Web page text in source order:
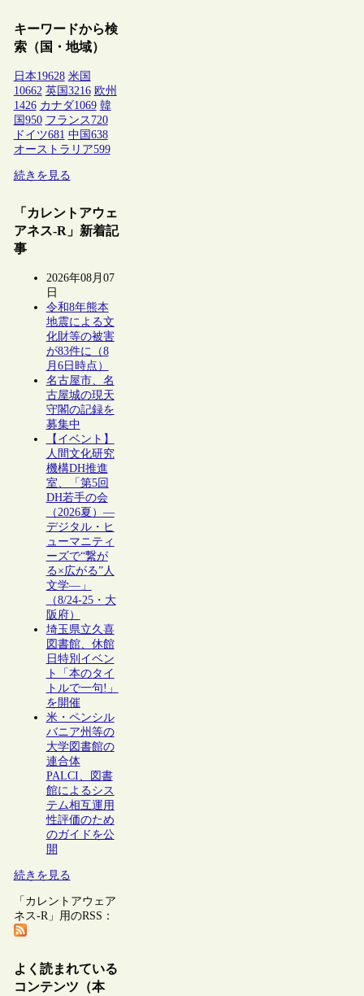
キーワードから検
索（国・地域）
日本19628 米国
10662 英国 3216 欧州
1426 カナダ1069 韓
国 950 フランス 720
ドイツ681 中国 638
オーストラリア599
続きを見る
「カレントアウェ
アネス-R」新着記
事
2026年08月07
日
令和8年熊本
地震による文
化財等の被害
が83件に（8
月6日時点）
名古屋市、名
古屋城の現天
守閣の記録を
募集中
【イベント】
人間文化研究
機構DH推進
室、「第5回
DH若手の会
（2026夏）―
デジタル・ヒ
ューマニティ
ーズで“繋が
る×広がる”人
文学―」
（8/24-25・大
阪府）
埼玉県立久喜
図書館、休館
日特別イベン
ト「本のタイ
トルで一句!」
を開催
米・ペンシル
バニア州等の
大学図書館の
連合体
PALCI、図書
館によるシス
テム相互運用
性評価のため
のガイドを公
開
続きを見る
「カレントアウェア
ネス-R」用のRSS：
よく読まれている
コンテンツ（本